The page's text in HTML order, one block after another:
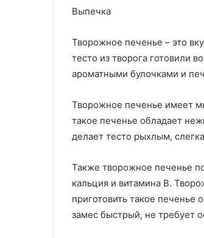
Выпечка
Творожное печенье – это
тесто из творога готовили
ароматными булочками и
Творожное печенье имеет
такое печенье обладает
делает тесто рыхлым,
Также творожное печенье
кальция и витамина В.
приготовить такое печенье
замес быстрый, не требует